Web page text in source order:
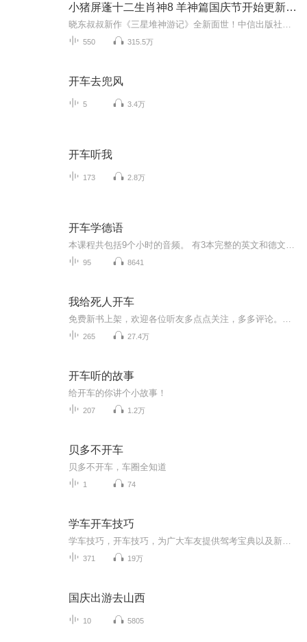
小猪屏蓬十二生肖神8 羊神篇国庆节开始更新啦！
550 315.5万
开车去兜风
5 3.4万
开车听我
173 2.8万
开车学德语
95 8641
我给死人开车
265 27.4万
开车听的故事
给开车的你讲个小故事！
207 1.2万
贝多不开车
贝多不开车，车圈全知道
1 74
学车开车技巧
371 19万
国庆出游去山西
10 5805